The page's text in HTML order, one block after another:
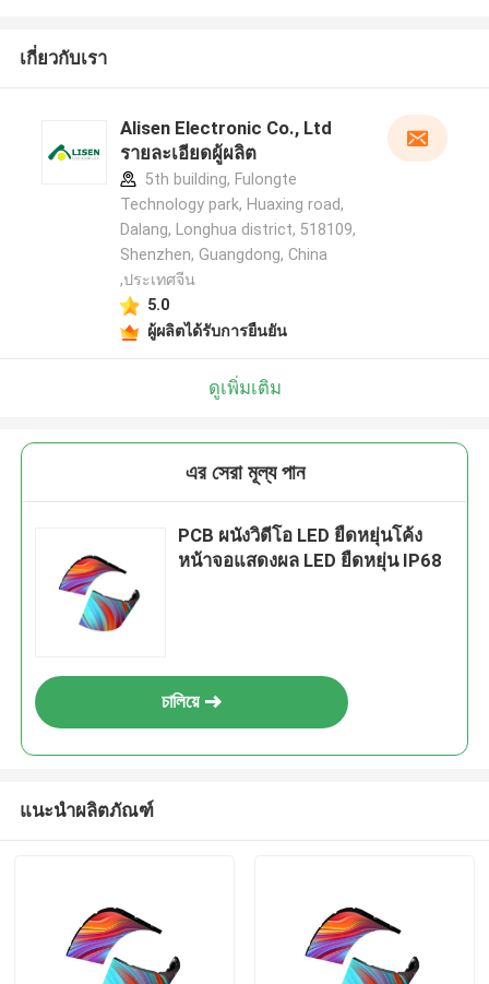
เกี่ยวกับเรา
Alisen Electronic Co., Ltd
รายละเอียดผู้ผลิต
5th building, Fulongte
Technology park, Huaxing road,
Dalang, Longhua district, 518109,
Shenzhen, Guangdong, China
,ประเทศจีน
5.0
ผู้ผลิตได้รับการยืนยัน
ดูเพิ่มเติม
এর সেরা মূল্য পান
PCB ผนังวิดีโอ LED ยืดหยุ่นโค้ง
หน้าจอแสดงผล LED ยืดหยุ่น IP68
চালিয়ে
แนะนำผลิตภัณฑ์